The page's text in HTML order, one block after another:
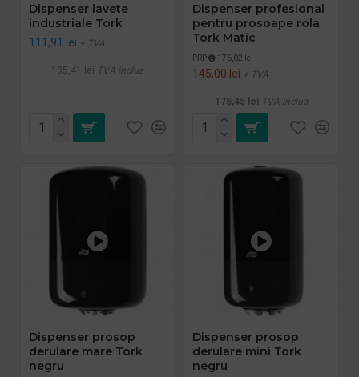
Dispenser lavete
industriale Tork
111,91 lei + TVA
135,41 lei TVA inclus
Dispenser profesional
pentru prosoape rola
Tork Matic
PRP 176,02 lei
145,00 lei + TVA
175,45 lei TVA inclus
Dispenser prosop
derulare mare Tork
negru
Dispenser prosop
derulare mini Tork
negru